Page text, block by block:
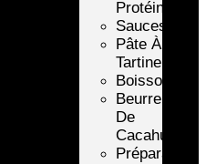
Protéinée
Sauces
Pâte À
Tartiner
Boissons
Beurre
De
Cacahuète
Préparation